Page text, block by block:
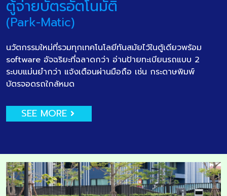
ตู้จ่ายบัตรอัตโนมัติ
(Park-Matic)
นวัตกรรมใหม่ที่รวมทุกเทคโนโลยีทันสมัยไว้ในตู้เดียวพร้อม
software อัจฉริยะที่ฉลาดกว่า อ่านป้ายทะเบียนรถแบบ 2
ระบบแม่นยำกว่า แจ้งเตือนผ่านมือถือ เช่น กระดาษพิมพ์
บัตรจอดรถใกล้หมด
SEE MORE